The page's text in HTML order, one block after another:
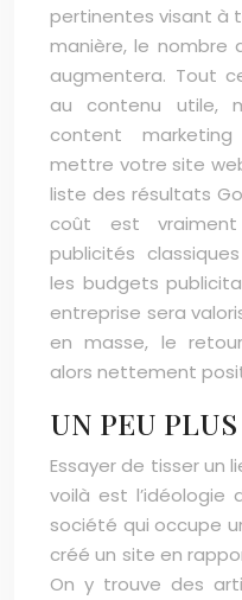
pertinentes visant à
manière, le nombre
augmentera. Tout
au contenu utile,
content
mettre votre site
liste des résultats
coût est
publicités
les budgets
entreprise sera
en masse, le
alors nettement
UN PEU
Essayer de tisser un
voilà est l’idéologie
société qui occupe
créé un site en
On y trouve des